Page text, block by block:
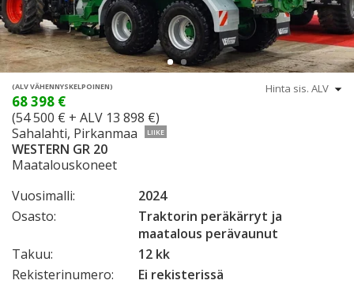
(ALV VÄHENNYSKELPOINEN)
68 398 €
(54 500 € + ALV 13 898 €)
Sahalahti, Pirkanmaa
LIIKE
WESTERN GR 20
Maatalouskoneet
Vuosimalli:
2024
Osasto:
Traktorin peräkärryt ja
maatalous perävaunut
Takuu:
12 kk
Rekisterinumero:
Ei rekisterissä